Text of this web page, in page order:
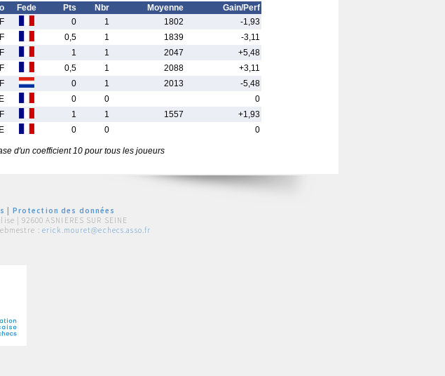
Fede Pts Nbr Moyenne
Gain/Perf
0 1 1802
-1,93
0,5 1 1839
-3,11
1 1 2047
+5,48
0,5 1 2088
+3,11
0 1 2013
-5,48
0 0
0
1 1 1557
+1,93
0 0 0
d'un coefficient 10 pour tous les joueurs
Protection des données
| 92600 ASNIERES SUR SEINE
: erick.mouret@echecs.asso.fr